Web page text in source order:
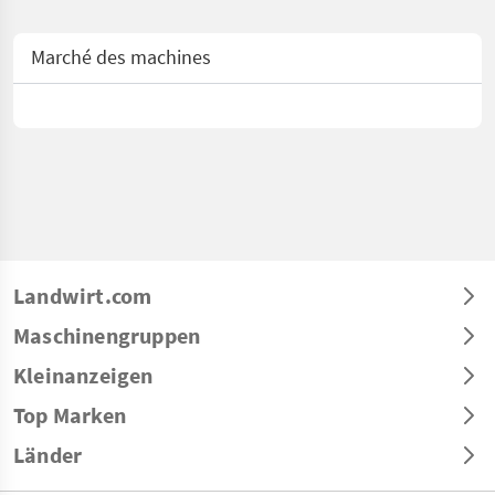
Marché des machines
Landwirt.com
Maschinengruppen
Kleinanzeigen
Top Marken
Länder